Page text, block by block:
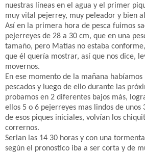
nuestras líneas en el agua y el primer
muy vital pejerrey, muy peleador y bien
Así en la primera hora de pesca fuimos
pejerreyes de 28 a 30 cm, que en una
tamaño, pero Matías no estaba
que él quería mostrar, así que nos dice,
movernos.
En ese momento de la mañana
pescados y luego de ello durante las
probamos en 2 diferentes bajos más,
ellos 5 o 6 pejerreyes mas lindos de unos
de esos piques iniciales, volvían los
corrernos.
Serian las 14 30 horas y con una
según el pronostico iba a ser corta y de